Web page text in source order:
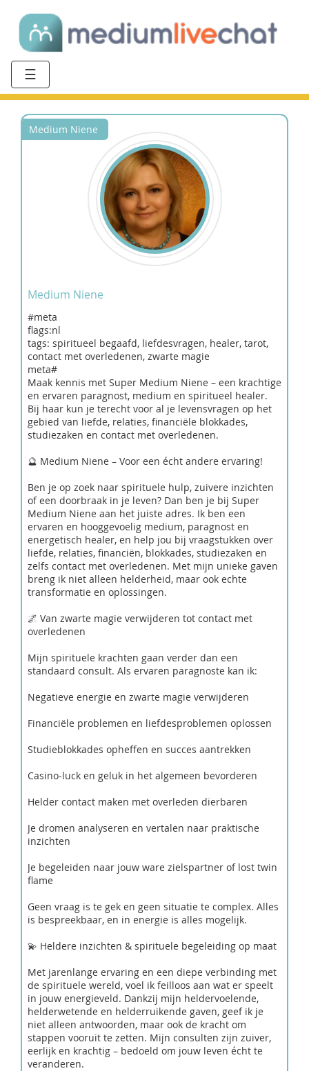
☰
Medium Niene
#meta
flags:nl
tags: spiritueel begaafd, liefdesvragen, healer, tarot,
contact met overledenen, zwarte magie
meta#
Maak kennis met Super Medium Niene – een krachtige
en ervaren paragnost, medium en spiritueel healer.
Bij haar kun je terecht voor al je levensvragen op het
gebied van liefde, relaties, financiële blokkades,
studiezaken en contact met overledenen.
🔮 Medium Niene – Voor een écht andere ervaring!
Ben je op zoek naar spirituele hulp, zuivere inzichten
of een doorbraak in je leven? Dan ben je bij Super
Medium Niene aan het juiste adres. Ik ben een
ervaren en hooggevoelig medium, paragnost en
energetisch healer, en help jou bij vraagstukken over
liefde, relaties, financiën, blokkades, studiezaken en
zelfs contact met overledenen. Met mijn unieke gaven
breng ik niet alleen helderheid, maar ook echte
transformatie en oplossingen.
🌌 Van zwarte magie verwijderen tot contact met
overledenen
Mijn spirituele krachten gaan verder dan een
standaard consult. Als ervaren paragnoste kan ik:
Negatieve energie en zwarte magie verwijderen
Financiële problemen en liefdesproblemen oplossen
Studieblokkades opheffen en succes aantrekken
Casino-luck en geluk in het algemeen bevorderen
Helder contact maken met overleden dierbaren
Je dromen analyseren en vertalen naar praktische
inzichten
Je begeleiden naar jouw ware zielspartner of lost twin
flame
Geen vraag is te gek en geen situatie te complex. Alles
is bespreekbaar, en in energie is alles mogelijk.
💫 Heldere inzichten & spirituele begeleiding op maat
Met jarenlange ervaring en een diepe verbinding met
de spirituele wereld, voel ik feilloos aan wat er speelt
in jouw energieveld. Dankzij mijn heldervoelende,
helderwetende en helderruikende gaven, geef ik je
niet alleen antwoorden, maar ook de kracht om
stappen vooruit te zetten. Mijn consulten zijn zuiver,
eerlijk en krachtig – bedoeld om jouw leven écht te
veranderen.
Medium Niene